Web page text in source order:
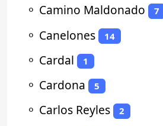
⚬ Camino Maldonado 7
⚬ Canelones 14
⚬ Cardal 1
⚬ Cardona 5
⚬ Carlos Reyles 2